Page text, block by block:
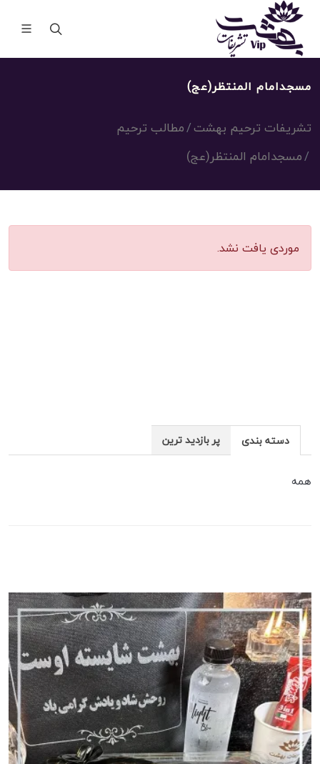
مسجدامام المنتظر(عج)
تشریفات ترحیم بهشت مطالب ترحیم
مسجدامام المنتظر(عج)
موردی یافت نشد.
دسته بندی پر بازدید ترین
همه